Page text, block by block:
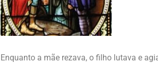
Enquanto a mãe rezava, o filho lutava e